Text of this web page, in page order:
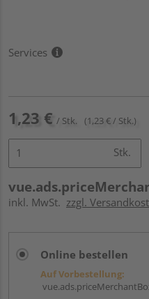
Services
1,23 € / Stk. (1,23 € / Stk.)
Stk.
inkl. MwSt. zzgl.
Online bestellen
Auf Vorbestellung: